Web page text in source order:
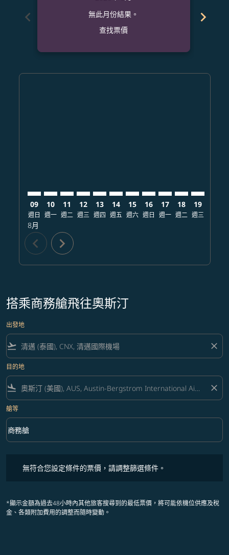
chevron_left
無此月份結果。
查找票價
chevron_right
09
週日
8月
10
週一
11
週二
12
週三
13
週四
14
週五
15
週六
16
週日
17
週一
18
週二
19
週三
chevron_left chevron_right
搭乘商務艙飛往奧斯汀
出發地
flight_takeoff close
目的地
flight_land close
艙等
艙等 option 商務艙 Selected
商務艙
keyboard_arrow_down
無符合您設定條件的票價，請調整篩選條件。
*顯示金額為過去48小時內其他旅客搜尋到的最低票價，將可能依機位供應及稅
金、各類附加費用的調整而隨時變動。